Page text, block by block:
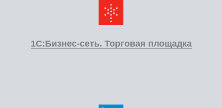
1С:Бизнес-сеть. Торговая площадка